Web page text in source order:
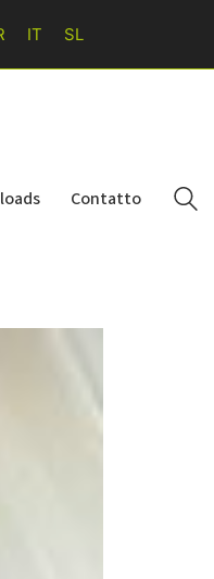
IT SL
Contatto